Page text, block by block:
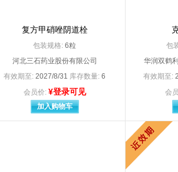
公司 百正药业股份有限公司
公司
宝鸡市德尔医疗器械制造有限责任
保定天浩制药有限公司
北京澳特舒尔保健品开发有限公司
北京博德福伟业仪器仪表有限公司
北京长城制药有限公司（原北京长城制药厂 北京恩泽嘉事制药有限公司
北京福元医药股份有限公司（原名：北京万生药业有限责任公司
北京汉典制药有限公司
北京嘉林药业股份有限公司
北京京丰制药（山东）有限公司
复方甲硝唑阴道栓
包装规格: 6粒
河北三石药业股份有限公司
有效期至: 2027/8/31 库存数量: 6
会员价: ¥登录可见
加入购物车
包
华润双鹤
有效期至:
会